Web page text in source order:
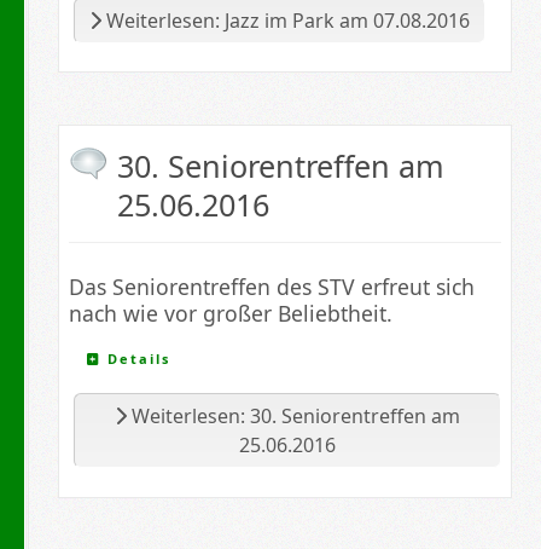
Weiterlesen: Jazz im Park am 07.08.2016
30. Seniorentreffen am
25.06.2016
Das Seniorentreffen des STV erfreut sich
nach wie vor großer Beliebtheit.
Details
Weiterlesen: 30. Seniorentreffen am
25.06.2016